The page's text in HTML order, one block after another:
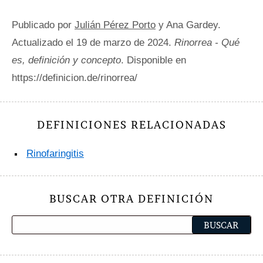
Publicado por Julián Pérez Porto y Ana Gardey.
Actualizado el 19 de marzo de 2024. Rinorrea - Qué
es, definición y concepto. Disponible en
https://definicion.de/rinorrea/
DEFINICIONES RELACIONADAS
Rinofaringitis
BUSCAR OTRA DEFINICIÓN